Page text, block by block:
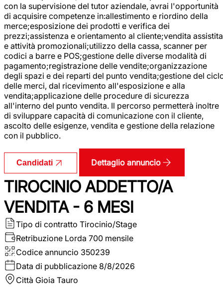
con la supervisione del tutor aziendale, avrai l'opportunità
di acquisire competenze in:allestimento e riordino della
merce;esposizione dei prodotti e verifica dei
prezzi;assistenza e orientamento al cliente;vendita assistita
e attività promozionali;utilizzo della cassa, scanner per
codici a barre e POS;gestione delle diverse modalità di
pagamento;registrazione delle vendite;organizzazione
degli spazi e dei reparti del punto vendita;gestione del
delle merci, dal ricevimento all'esposizione e alla
vendita;applicazione delle procedure di sicurezza
all'interno del punto vendita. Il percorso permetterà inoltre
di sviluppare capacità di comunicazione con il cliente,
ascolto delle esigenze, vendita e gestione della relazione
con il pubblico.
Candidati Dettaglio annuncio
TIROCINIO ADDETTO/A
VENDITA - 6 MESI
Tipo di contratto Tirocinio/Stage
Retribuzione Lorda 700 mensile
Codice annuncio 350239
Data di pubblicazione 8/8/2026
Città Gioia Tauro